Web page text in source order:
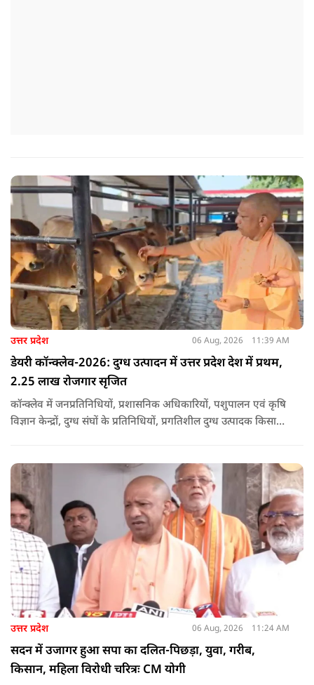
उत्तर प्रदेश 06 Aug, 2026 11:39 AM
डेयरी कॉन्क्लेव-2026: दुग्ध उत्पादन में उत्तर प्रदेश देश में प्रथम,
2.25 लाख रोजगार सृजित
कॉन्क्लेव में जनप्रतिनिधियों, प्रशासनिक अधिकारियों, पशुपालन एवं कृषि
विज्ञान केन्द्रों, दुग्ध संघों के प्रतिनिधियों, प्रगतिशील दुग्ध उत्पादक किसानों,
उत्तर प्रदेश 06 Aug, 2026 11:24 AM
सदन में उजागर हुआ सपा का दलित-पिछड़ा, युवा, गरीब,
किसान, महिला विरोधी चरित्रः CM योगी